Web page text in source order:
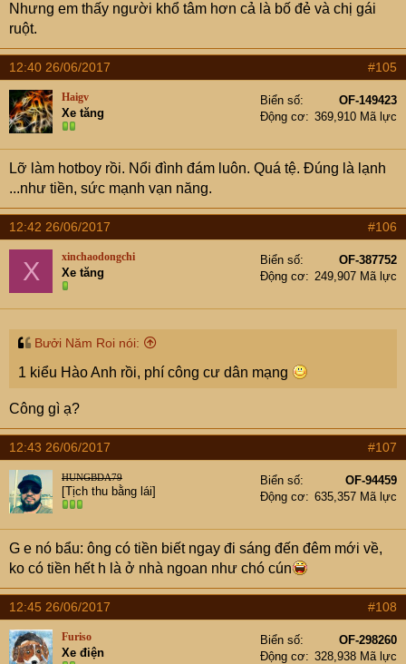
Nhưng em thấy người khổ tâm hơn cả là bố đẻ và chị gái
ruột.
12:40 26/06/2017 #105
Haigv
Xe tăng
Biển số
OF-149423
Động cơ
369,910 Mã lực
Lỡ làm hotboy rồi. Nổi đình đám luôn. Quá tệ. Đúng là lạnh
...như tiền, sức mạnh vạn năng.
12:42 26/06/2017 #106
X xinchaodongchi
Xe tăng
Biển số
OF-387752
Động cơ
249,907 Mã lực
Bưởi Năm Roi nói:
1 kiểu Hào Anh rồi, phí công cư dân mạng
Công gì ạ?
12:43 26/06/2017 #107
HUNGBDA79
[Tịch thu bằng lái]
Biển số
OF-94459
Động cơ
635,357 Mã lực
G e nó bẩu: ông có tiền biết ngay đi sáng đến đêm mới về,
ko có tiền hết h là ở nhà ngoan như chó cún
12:45 26/06/2017 #108
Furiso
Xe điện
Biển số
OF-298260
Động cơ
328,938 Mã lực